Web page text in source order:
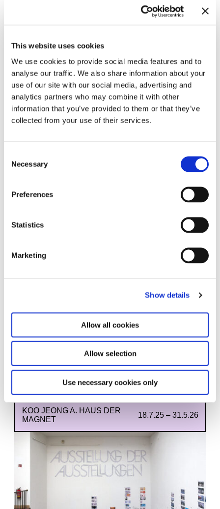
This website uses cookies
We use cookies to provide social media features and to
analyse our traffic. We also share information about your
use of our site with our social media, advertising and
analytics partners who may combine it with other
information that you’ve provided to them or that they’ve
collected from your use of their services.
Selection
Necessary
Preferences
Statistics
Marketing
Show details
Allow all cookies
Allow selection
Use necessary cookies only
Cyprien Gaillard.
Wassermusik
17.10.25 – 22.3.26
Sandra Vásquez de la Horra.
14.11.25 – 17.5.26
KOO JEONG A. HAUS DER
MAGNET
18.7.25 – 31.5.26